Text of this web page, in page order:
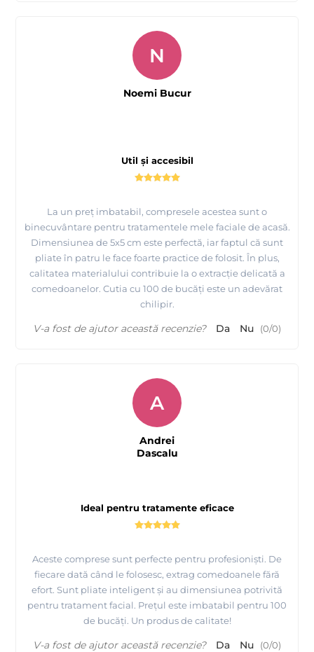
Util și accesibil
La un preț imbatabil, compresele acestea sunt o
binecuvântare pentru tratamentele mele faciale de acasă.
Dimensiunea de 5x5 cm este perfectă, iar faptul că sunt
pliate în patru le face foarte practice de folosit. În plus,
calitatea materialului contribuie la o extracție delicată a
comedoanelor. Cutia cu 100 de bucăți este un adevărat
chilipir.
N
Noemi Bucur
V-a fost de ajutor această recenzie? Da Nu (0/0)
Ideal pentru tratamente eficace
Aceste comprese sunt perfecte pentru profesioniști. De
fiecare dată când le folosesc, extrag comedoanele fără
efort. Sunt pliate inteligent și au dimensiunea potrivită
pentru tratament facial. Prețul este imbatabil pentru 100
de bucăți. Un produs de calitate!
A
Andrei
Dascalu
V-a fost de ajutor această recenzie? Da Nu (0/0)